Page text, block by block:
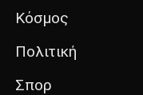
Κόσμος
Πολιτική
Σπορ